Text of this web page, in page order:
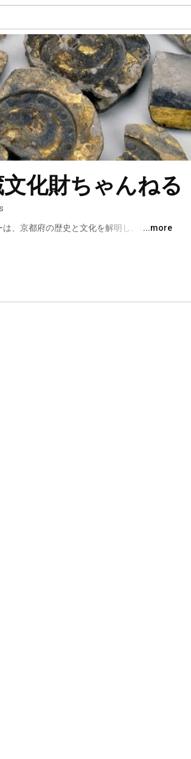
文化財ちゃんねる
、京都府の歴史と文化を解明し、埋蔵文
蔵文化財の調査研究体制の整備充実を図
よって設立されました。
...more